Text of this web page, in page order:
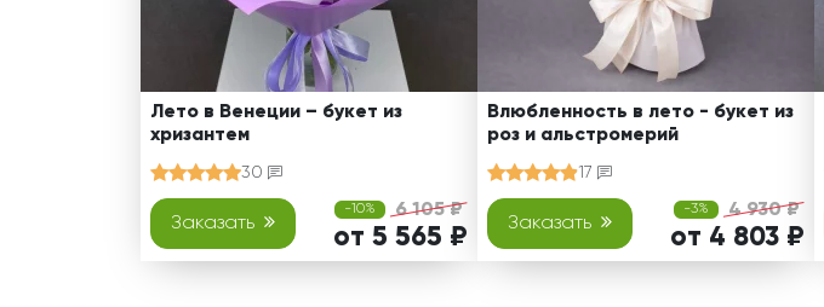
Лето в Венеции – букет из
хризантем
30
Заказать
-10% 6 105 ₽
от 5 565 ₽
Влюбленность в лето - букет из
роз и альстромерий
17
Заказать
-3% 4 930 ₽
от 4 803 ₽